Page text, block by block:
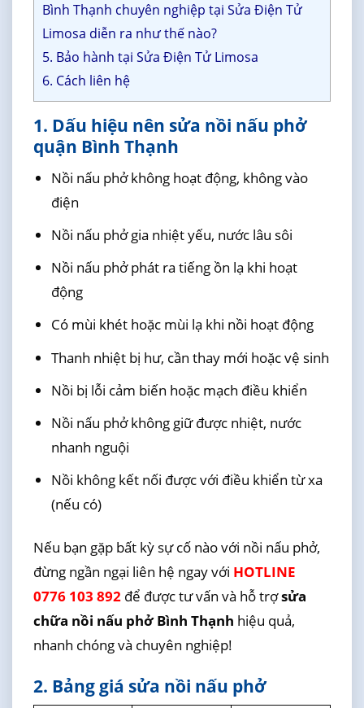
Bình Thạnh chuyên nghiệp tại Sửa Điện Tử
Limosa diễn ra như thế nào?
5. Bảo hành tại Sửa Điện Tử Limosa
6. Cách liên hệ
1. Dấu hiệu nên sửa nồi nấu phở
quận Bình Thạnh
Nồi nấu phở không hoạt động, không vào
điện
Nồi nấu phở gia nhiệt yếu, nước lâu sôi
Nồi nấu phở phát ra tiếng ồn lạ khi hoạt
động
Có mùi khét hoặc mùi lạ khi nồi hoạt động
Thanh nhiệt bị hư, cần thay mới hoặc vệ sinh
Nồi bị lỗi cảm biến hoặc mạch điều khiển
Nồi nấu phở không giữ được nhiệt, nước
nhanh nguội
Nồi không kết nối được với điều khiển từ xa
(nếu có)
Nếu bạn gặp bất kỳ sự cố nào với nồi nấu phở,
đừng ngần ngại liên hệ ngay với HOTLINE
0776 103 892để được tư vấn và hỗ trợsửa
chữa nồi nấu phở Bình Thạnh hiệu quả,
nhanh chóng và chuyên nghiệp!
2. Bảng giá sửa nồi nấu phở